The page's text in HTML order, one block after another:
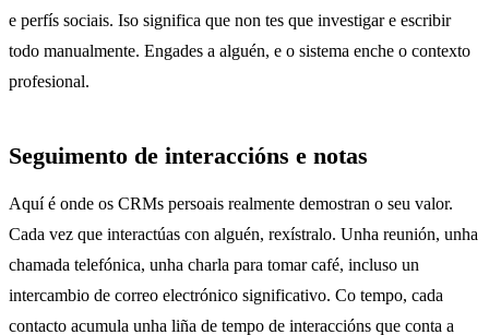
e perfís sociais. Iso significa que non tes que investigar e escribir
todo manualmente. Engades a alguén, e o sistema enche o contexto
profesional.
Seguimento de interaccións e notas
Aquí é onde os CRMs persoais realmente demostran o seu valor.
Cada vez que interactúas con alguén, rexístralo. Unha reunión, unha
chamada telefónica, unha charla para tomar café, incluso un
intercambio de correo electrónico significativo. Co tempo, cada
contacto acumula unha liña de tempo de interaccións que conta a